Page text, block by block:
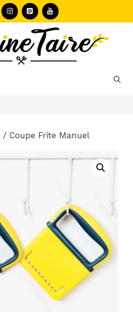
/ Coupe Frite Manuel